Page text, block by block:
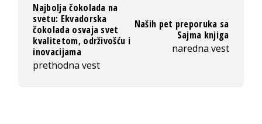
Najbolja čokolada na
svetu: Ekvadorska
čokolada osvaja svet
kvalitetom, održivošću i
inovacijama
prethodna vest
Naših pet preporuka sa
Sajma knjiga
naredna vest